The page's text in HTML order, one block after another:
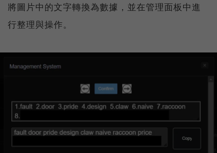
將圖片中的文字轉換為數據，並在管理面板中進
行整理與操作。